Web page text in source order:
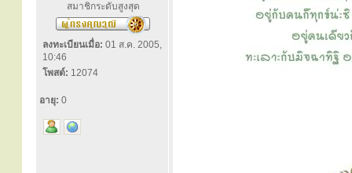
สมาชิกระดับสูงสุด
ลงทะเบียนเมื่อ: 01 ส.ค. 2005,
10:46
โพสต์: 12074
อายุ: 0